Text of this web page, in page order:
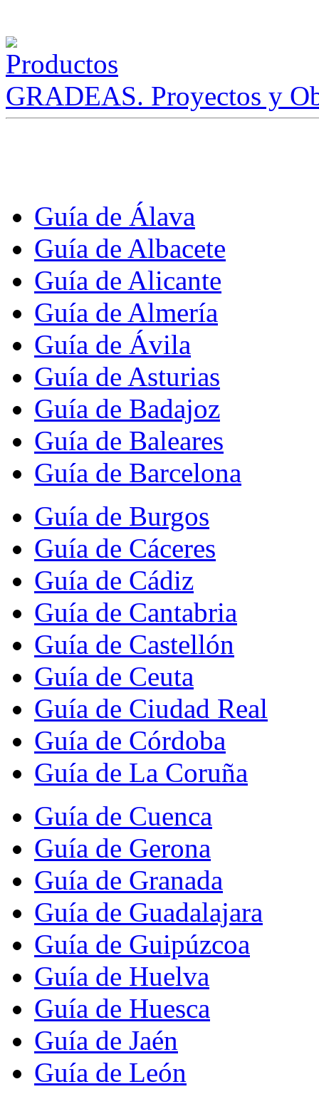
GRADEAS. Proyectos y
Guía de Álava
Guía de Albacete
Guía de Alicante
Guía de Almería
Guía de Ávila
Guía de Asturias
Guía de Badajoz
Guía de Baleares
Guía de Barcelona
Guía de Burgos
Guía de Cáceres
Guía de Cádiz
Guía de Cantabria
Guía de Castellón
Guía de Ceuta
Guía de Ciudad Real
Guía de Córdoba
Guía de La Coruña
Guía de Cuenca
Guía de Gerona
Guía de Granada
Guía de Guadalajara
Guía de Guipúzcoa
Guía de Huelva
Guía de Huesca
Guía de Jaén
Guía de León